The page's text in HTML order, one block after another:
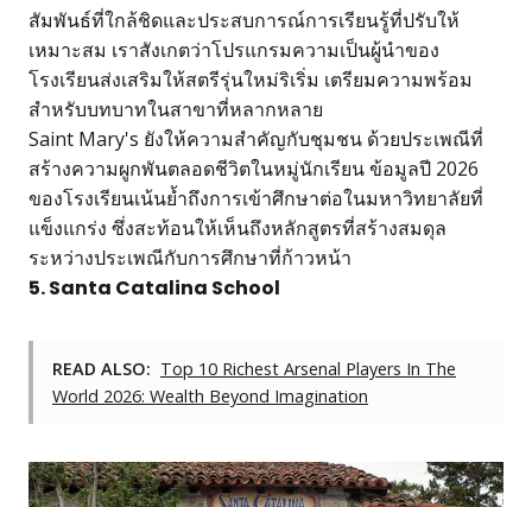
สัมพันธ์ที่ใกล้ชิดและประสบการณ์การเรียนรู้ที่ปรับให้
เหมาะสม เราสังเกตว่าโปรแกรมความเป็นผู้นำของ
โรงเรียนส่งเสริมให้สตรีรุ่นใหม่ริเริ่ม เตรียมความพร้อม
สำหรับบทบาทในสาขาที่หลากหลาย
Saint Mary's ยังให้ความสำคัญกับชุมชน ด้วยประเพณีที่
สร้างความผูกพันตลอดชีวิตในหมู่นักเรียน ข้อมูลปี 2026
ของโรงเรียนเน้นย้ำถึงการเข้าศึกษาต่อในมหาวิทยาลัยที่
แข็งแกร่ง ซึ่งสะท้อนให้เห็นถึงหลักสูตรที่สร้างสมดุล
ระหว่างประเพณีกับการศึกษาที่ก้าวหน้า
5. Santa Catalina School
READ ALSO: Top 10 Richest Arsenal Players In The
World 2026: Wealth Beyond Imagination